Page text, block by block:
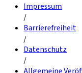
Impressum
/
Barrierefreiheit
/
Datenschutz
/